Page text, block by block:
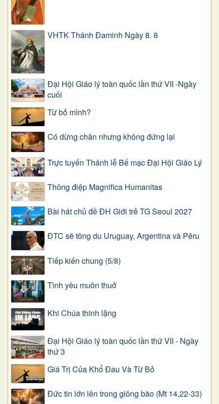
VHTK Thánh Đaminh Ngày 8. 8
Đại Hội Giáo lý toàn quốc lần thứ VII -Ngày
cuối
Từ bỏ mình?
Có dừng chân nhưng không đứng lại
Trực tuyến Thánh lễ Bế mạc Đại Hội Giáo Lý
Thông điệp Magnifica Humanitas
Bài hát chủ đề ĐH Giới trẻ TG Seoul 2027
ĐTC sẽ tông du Uruguay, Argentina và Pêru
Tiếp kiến chung (5/8)
Tình yêu muôn thuở
Khi Chúa thinh lặng
Đại Hội Giáo lý toàn quốc lần thứ VII - Ngày
thứ 3
Giá Trị Của Khổ Ðau Và Từ Bỏ
Đức tin lớn lên trong giông bão (Mt 14,22-33)